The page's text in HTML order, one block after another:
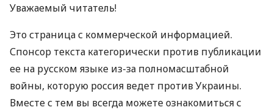
Уважаемый читатель!
Это страница с коммерческой информацией.
Спонсор текста категорически против публикации
ее на русском языке из-за полномасштабной
войны, которую россия ведет против Украины.
Вместе с тем вы всегда можете ознакомиться с